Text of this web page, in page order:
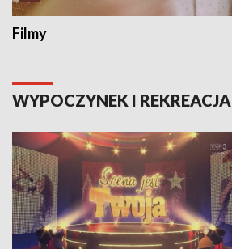
Filmy
WYPOCZYNEK I REKREACJA